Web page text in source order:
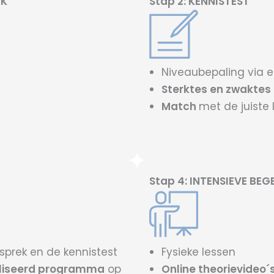
Niveaubepaling via
Sterktes en zwaktes
Match met de juiste
en de kennistest
programma op
Stap 4: INTENSIEVE
Fysieke lessen
Online